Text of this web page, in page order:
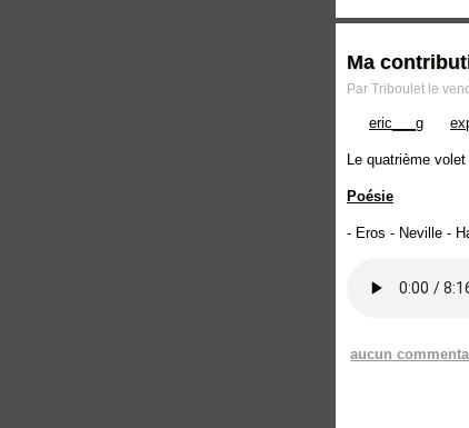
Ma
Par Triboulet le
eric___g
Le quatrième
Poésie
- Eros - Neville -
aucun